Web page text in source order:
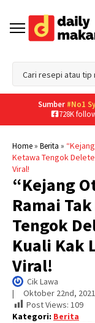
Sumber #No1
728K
Home» Berita »
Ketawa Tengok
Viral!
“Kejang
Ramai
Tengok
Kuali Kak
Viral!
Cik Lawa
| Oktober 22nd, 2021
Post Views: 109
Kategori: Berita